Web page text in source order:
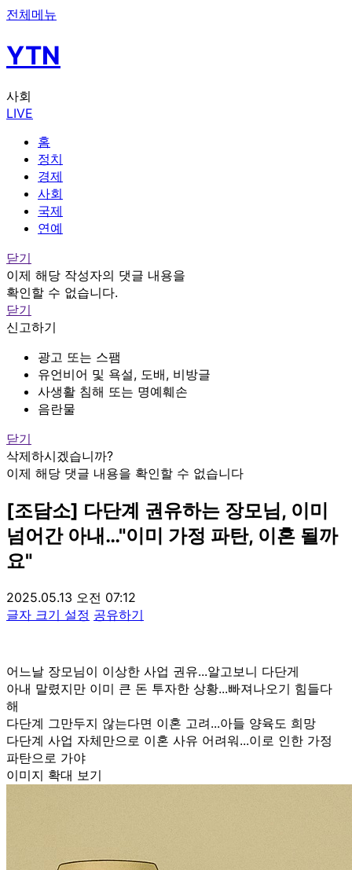
전체메뉴
YTN
사회
LIVE
홈
정치
경제
사회
국제
연예
닫기
이제 해당 작성자의 댓글 내용을
확인할 수 없습니다.
닫기
신고하기
광고 또는 스팸
유언비어 및 욕설, 도배, 비방글
사생활 침해 또는 명예훼손
음란물
닫기
삭제하시겠습니까?
이제 해당 댓글 내용을 확인할 수 없습니다
[조담소] 다단계 권유하는 장모님, 이미
넘어간 아내…"이미 가정 파탄, 이혼 될까
요"
2025.05.13 오전 07:12
글자 크기 설정 공유하기
어느날 장모님이 이상한 사업 권유...알고보니 다단게
아내 말렸지만 이미 큰 돈 투자한 상황...빠져나오기 힘들다
해
다단계 그만두지 않는다면 이혼 고려...아들 양육도 희망
다단계 사업 자체만으로 이혼 사유 어려워...이로 인한 가정
파탄으로 가야
이미지 확대 보기